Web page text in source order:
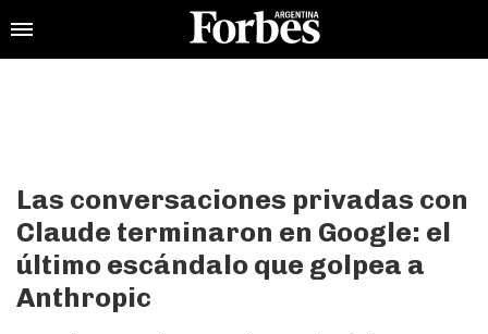
Las conversaciones privadas con
Claude terminaron en Google: el
último escándalo que golpea a
Anthropic